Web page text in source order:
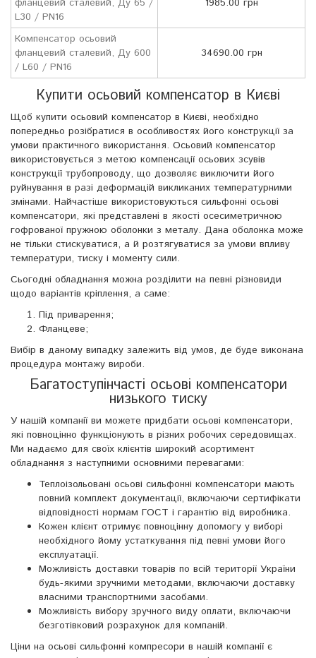
фланцевий сталевий, Ду 65 /
L30 / PN16
1985.00 грн
Компенсатор осьовий
фланцевий сталевий, Ду 600
/ L60 / PN16
34690.00 грн
Купити осьовий компенсатор в Києві
Щоб купити осьовий компенсатор в Києві, необхідно
попередньо розібратися в особливостях його конструкції за
умови практичного використання. Осьовий компенсатор
використовується з метою компенсації осьових зсувів
конструкції трубопроводу, що дозволяє виключити його
руйнування в разі деформацій викликаних температурними
змінами. Найчастіше використовуються сильфонні осьові
компенсатори, які представлені в якості осесиметричною
гофрованої пружною оболонки з металу. Дана оболонка може
не тільки стискуватися, а й розтягуватися за умови впливу
температури, тиску і моменту сили.
Сьогодні обладнання можна розділити на певні різновиди
щодо варіантів кріплення, а саме:
Під приварення;
Фланцеве;
Вибір в даному випадку залежить від умов, де буде виконана
процедура монтажу вироби.
Багатоступінчасті осьові компенсатори
низького тиску
У нашій компанії ви можете придбати осьові компенсатори,
які повноцінно функціонують в різних робочих середовищах.
Ми надаємо для своїх клієнтів широкий асортимент
обладнання з наступними основними перевагами:
Теплоізольовані осьові сильфонні компенсатори мають
повний комплект документації, включаючи сертифікати
відповідності нормам ГОСТ і гарантію від виробника.
Кожен клієнт отримує повноцінну допомогу у виборі
необхідного йому устаткування під певні умови його
експлуатації.
Можливість доставки товарів по всій території України
будь-якими зручними методами, включаючи доставку
власними транспортними засобами.
Можливість вибору зручного виду оплати, включаючи
безготівковий розрахунок для компаній.
Ціни на осьові сильфонні компресори в нашій компанії є